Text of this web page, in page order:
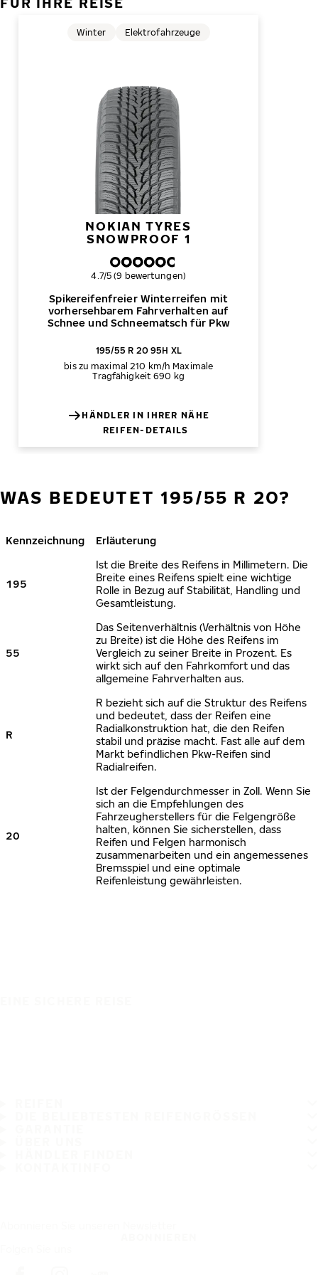
NOKIAN TYRES
SNOWPROOF 1
Spikereifenfreier Winterreifen mit
vorhersehbarem Fahrverhalten auf
Schnee und Schneematsch für Pkw
Winter Elektrofahrzeuge
Gesamtbewertung
4.7/5 (9 bewertungen)
195/55 R 20 95H XL
bis zu maximal 210 km/h Maximale
Tragfähigkeit 690 kg
HÄNDLER IN IHRER NÄHE
REIFEN-DETAILS
WAS BEDEUTET 195/55 R 20?
Kennzeichnung Erläuterung
195
Ist die Breite des Reifens in Millimetern. Die
Breite eines Reifens spielt eine wichtige
Rolle in Bezug auf Stabilität, Handling und
Gesamtleistung.
55
Das Seitenverhältnis (Verhältnis von Höhe
zu Breite) ist die Höhe des Reifens im
Vergleich zu seiner Breite in Prozent. Es
wirkt sich auf den Fahrkomfort und das
allgemeine Fahrverhalten aus.
R
R bezieht sich auf die Struktur des Reifens
und bedeutet, dass der Reifen eine
Radialkonstruktion hat, die den Reifen
stabil und präzise macht. Fast alle auf dem
Markt befindlichen Pkw-Reifen sind
Radialreifen.
20
Ist der Felgendurchmesser in Zoll. Wenn Sie
sich an die Empfehlungen des
Fahrzeugherstellers für die Felgengröße
halten, können Sie sicherstellen, dass
Reifen und Felgen harmonisch
zusammenarbeiten und ein angemessenes
Bremsspiel und eine optimale
Reifenleistung gewährleisten.